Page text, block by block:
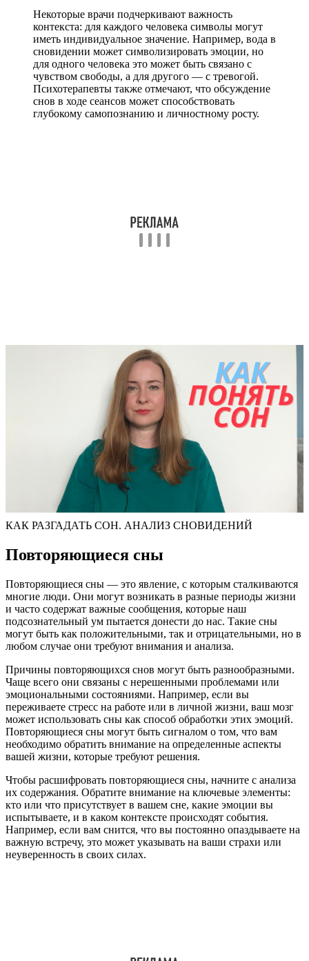
Некоторые врачи подчеркивают важность
контекста: для каждого человека символы могут
иметь индивидуальное значение. Например, вода в
сновидении может символизировать эмоции, но
для одного человека это может быть связано с
чувством свободы, а для другого — с тревогой.
Психотерапевты также отмечают, что обсуждение
снов в ходе сеансов может способствовать
глубокому самопознанию и личностному росту.
КАК РАЗГАДАТЬ СОН. АНАЛИЗ СНОВИДЕНИЙ
Повторяющиеся сны
Повторяющиеся сны — это явление, с которым сталкиваются
многие люди. Они могут возникать в разные периоды жизни
и часто содержат важные сообщения, которые наш
подсознательный ум пытается донести до нас. Такие сны
могут быть как положительными, так и отрицательными, но в
любом случае они требуют внимания и анализа.
Причины повторяющихся снов могут быть разнообразными.
Чаще всего они связаны с нерешенными проблемами или
эмоциональными состояниями. Например, если вы
переживаете стресс на работе или в личной жизни, ваш мозг
может использовать сны как способ обработки этих эмоций.
Повторяющиеся сны могут быть сигналом о том, что вам
необходимо обратить внимание на определенные аспекты
вашей жизни, которые требуют решения.
Чтобы расшифровать повторяющиеся сны, начните с анализа
их содержания. Обратите внимание на ключевые элементы:
кто или что присутствует в вашем сне, какие эмоции вы
испытываете, и в каком контексте происходят события.
Например, если вам снится, что вы постоянно опаздываете на
важную встречу, это может указывать на ваши страхи или
неуверенность в своих силах.